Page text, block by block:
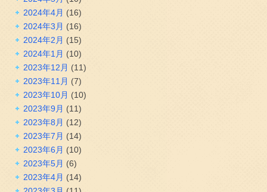
2024年4月 (16)
2024年3月 (16)
2024年2月 (15)
2024年1月 (10)
2023年12月 (11)
2023年11月 (7)
2023年10月 (10)
2023年9月 (11)
2023年8月 (12)
2023年7月 (14)
2023年6月 (10)
2023年5月 (6)
2023年4月 (14)